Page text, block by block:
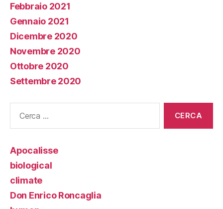
Febbraio 2021
Gennaio 2021
Dicembre 2020
Novembre 2020
Ottobre 2020
Settembre 2020
Apocalisse
biological
climate
Don Enrico Roncaglia